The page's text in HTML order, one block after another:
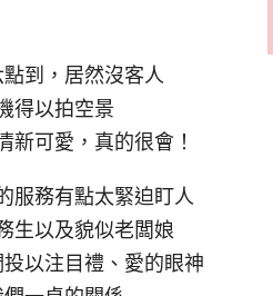
到，居然沒客人
得以拍空景
新可愛，真的很會！
服務有點太緊迫盯人
生以及貌似老闆娘
以注目禮、愛的眼神